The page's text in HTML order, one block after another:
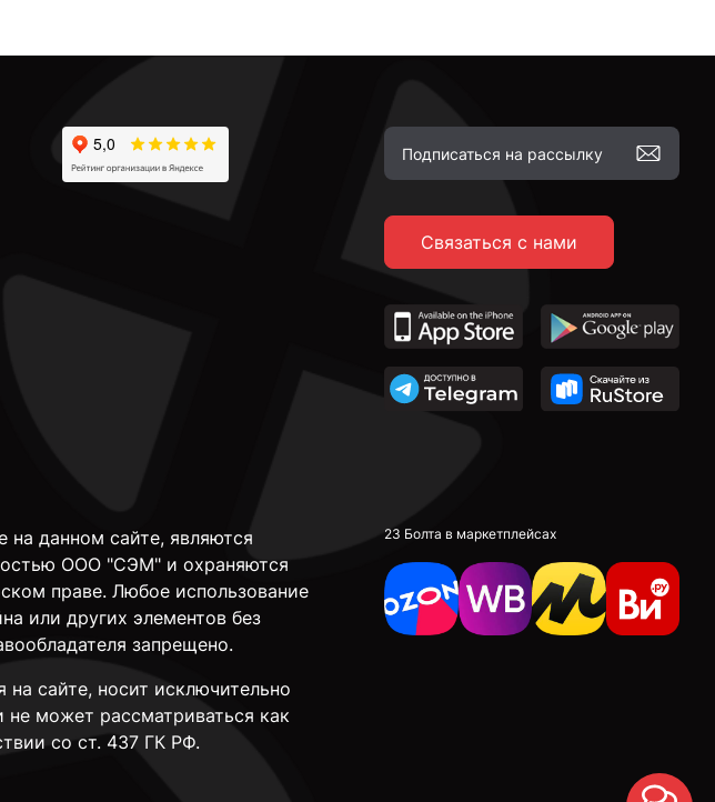
Связаться с нами
данном сайте, являются
ООО "СЭМ" и охраняются
праве. Любое использование
или других элементов без
запрещено.
сайте, носит исключительно
может рассматриваться как
со ст. 437 ГК РФ.
23 Болта в маркетплейсах